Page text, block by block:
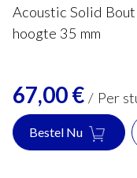
Acoustic Solid
hoogte 35 mm
67,00€ / Per
Bestel Nu